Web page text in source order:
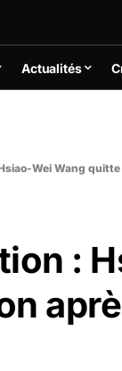
Actualités
Wei Wang
: